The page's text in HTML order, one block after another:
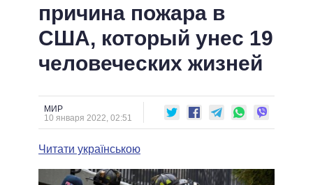
СОБЫТИЯ
СТАТЬИ
МНЕНИЯ
ОБЗОРЫ
ДАЙДЖЕСТЫ
ЭКОНОМИКА
ОБЩЕСТВО
ПОЛИТИКИ
ПРЕЗИДЕНТ И ОФИС
ВЕРХОВНАЯ РАДА
КАБИНЕТ МИНИСТРОВ
МЭРЫ
ВСЕ ПЕРСОНЫ
ИНФОГРАФИКА
ПОДДЕРЖАТЬ
СРАВНЕНИЕ ПОЛИТИКОВ
причина пожара в
США, который унес 19
человеческих жизней
МИР
10 января 2022, 02:51
Читати українською